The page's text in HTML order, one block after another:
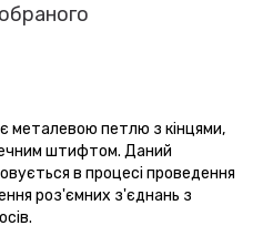
металевою петлю з кінцями,
штифтом. Даний
в процесі проведення
роз'ємних з'єднань з